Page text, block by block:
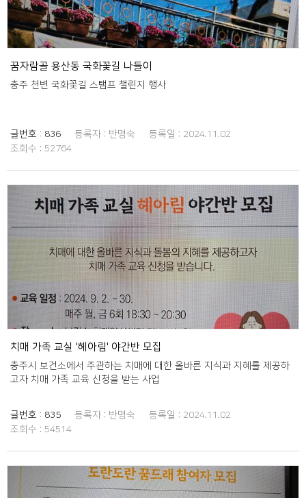
꿈자람골 용산동 국화꽃길 나들이
충주 천변 국화꽃길 스탬프 챌린지 행사
글번호 : 836 등록자 : 반명숙 등록일 : 2024.11.02
조회수 : 52764
치매 가족 교실 '헤아림' 야간반 모집
충주시 보건소에서 주관하는 치매에 대한 올바른 지식과 지혜를 제공하
고자 치매 가족 교육 신청을 받는 사업
글번호 : 835 등록자 : 반명숙 등록일 : 2024.11.02
조회수 : 54514